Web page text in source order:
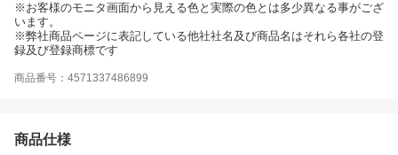
※お客様のモニタ画面から見える色と実際の色とは多少異なる事がござ
います。
※弊社商品ページに表記している他社社名及び商品名はそれら各社の登
録及び登録商標です
商品番号：4571337486899
商品仕様